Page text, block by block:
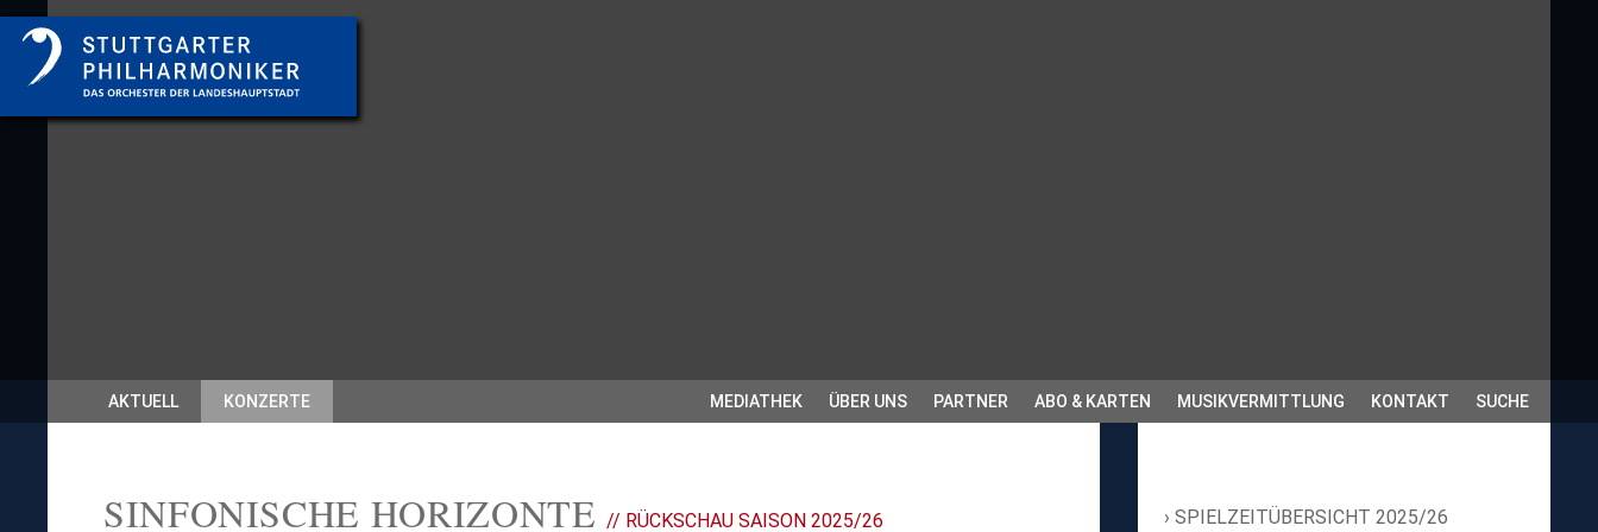
AKTUELL KONZERTE MEDIATHEK ÜBER UNS PARTNER ABO & KARTEN MUSIKVERMITTLUNG KONTAKT SUCHE
SINFONISCHE HORIZONTE// RÜCKSCHAU SAISON 2025/26 SPIELZEITÜBERSICHT 2025/26